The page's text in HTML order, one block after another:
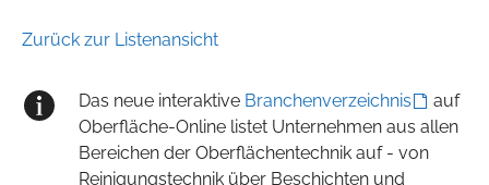
Zurück zur Listenansicht
Das neue interaktive Branchenverzeichnis
auf
Oberfläche-Online listet Unternehmen aus allen
Bereichen der Oberflächentechnik auf - von
Reinigungstechnik über Beschichten und